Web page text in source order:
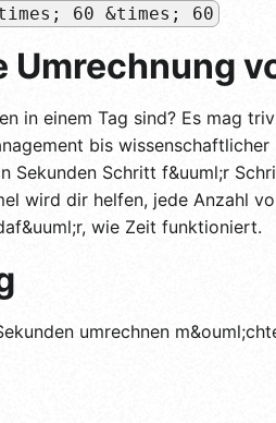
60 &times; 60
in einem Tag sind? Es mag
bis
Sekunden Schritt f&uuml;r
wird dir helfen, jede Anzahl
wie Zeit funktioniert.
umrechnen